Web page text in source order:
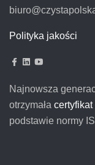
Polityka jakości
Najnowsza
otrzymała
podstawie normy